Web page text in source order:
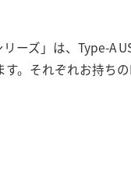
ーズ」は、Type-A
。それぞれお持ちの